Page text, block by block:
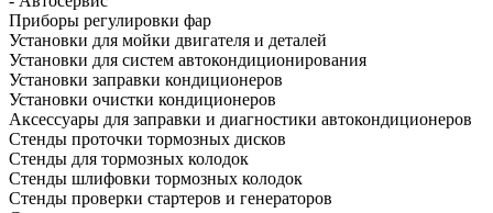
Приборы регулировки фар
Установки для мойки двигателя и деталей
Установки для систем автокондиционирования
Установки заправки кондиционеров
Установки очистки кондиционеров
Аксессуары для заправки и диагностики автокондиционеров
Стенды проточки тормозных дисков
Стенды для тормозных колодок
Стенды шлифовки тормозных колодок
Стенды проверки стартеров и генераторов